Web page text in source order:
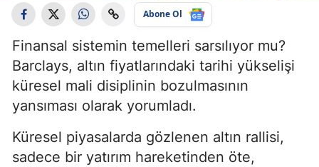
Abone Ol
Finansal sistemin temelleri sarsılıyor mu?
Barclays, altın fiyatlarındaki tarihi yükselişi
küresel mali disiplinin bozulmasının
yansıması olarak yorumladı.
Küresel piyasalarda gözlenen altın rallisi,
sadece bir yatırım hareketinden öte,